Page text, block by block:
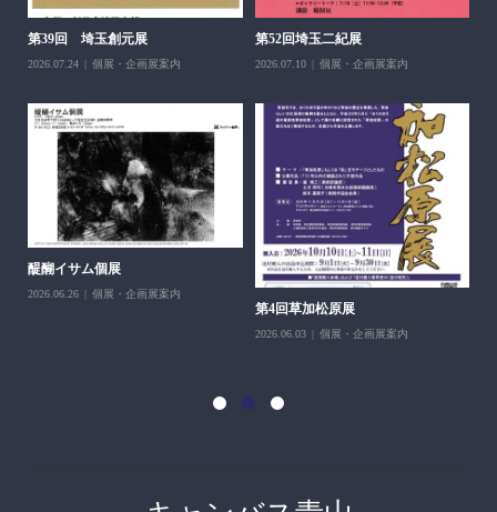
第39回 埼玉創元展
2026.07.24 個展・企画展案内
第52回埼玉二紀展
2026.07.10 個展・企画展案内
醍醐イサム個展
2026.06.26 個展・企画展案内
第4回草加松原展
2026.06.03 個展・企画展案内